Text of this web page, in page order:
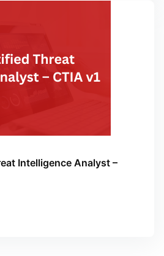
Intelligence Analyst –